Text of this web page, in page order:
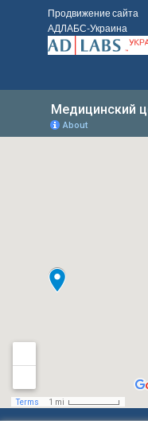
Продвижение сайта
АДЛАБС-Украина